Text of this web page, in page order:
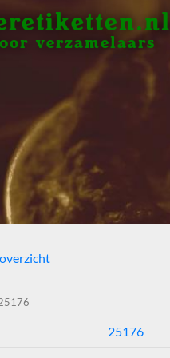
verzamelaars
25176